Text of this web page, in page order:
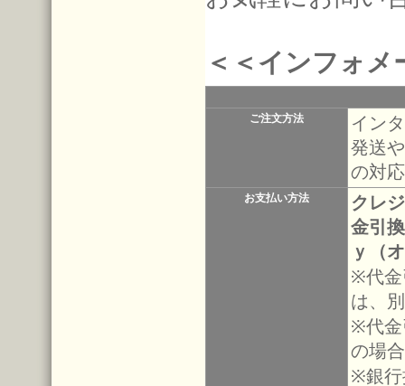
＜＜インフォメ
ご注文方法
イン
発送
の対
お支払い方法
クレ
金引
ｙ（
※代金
は、
※代金
の場
※銀行